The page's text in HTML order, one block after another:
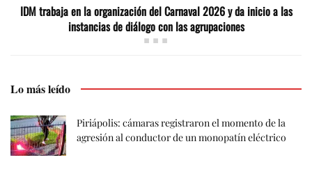
IDM trabaja en la organización del Carnaval 2026 y da inicio a las
instancias de diálogo con las agrupaciones
Lo más leído
Piriápolis: cámaras registraron el momento de la
agresión al conductor de un monopatín eléctrico